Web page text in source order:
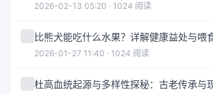
2026-02-13 05:20 · 1024 阅读
比熊犬能吃什么水果？详解健康益处与喂
2026-01-27 11:40 · 1024 阅读
杜高血统起源与多样性探秘：古老传承与